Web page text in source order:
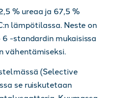
% ureaa ja 67,5 %
lämpötilassa. Neste on
-standardin mukaisissa
vähentämiseksi.
(Selective
se ruiskutetaan